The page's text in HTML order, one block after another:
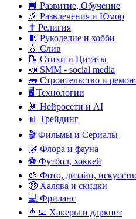
📘 Развитие, Обучение
🎉 Развлечения и Юмор
✝️ Религия
🧵 Рукоделие и хобби
💧 Слив
📝 Стихи и Цитаты
📣 SMM - social media
🧱 Строительство и
🖥️ Технологии
🧬 Нейросети и AI
📊 Трейдинг
🎬 Фильмы и Сериалы
🌿 Флора и фауна
⚽ Футбол, хоккей
🎨 Фото, дизайн,
🤑 Халява и скидки
💻 Фриланс
👨‍💻 Хакеры и даркнет